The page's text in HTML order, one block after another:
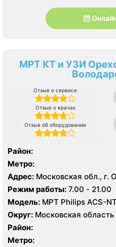
МРТ КТ и УЗИ
Отзыв о сервисе
Отзыв о врачах
Отзыв об оборудовании
Район:
Метро:
Адрес: Московская обл., г.
Володарского, 14
Режим работы: 7.00 - 21.00
Модель: МРТ Philips ACS-
64 среза, УЗИ
Округ: Московская область
Район:
Метро: